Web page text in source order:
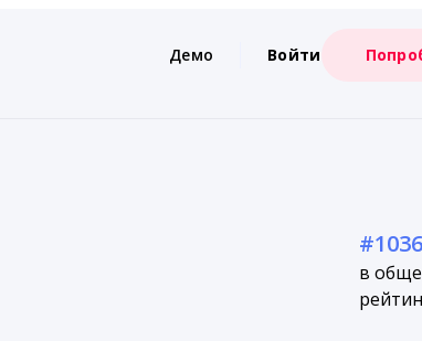
Демо Войти
#1036
в